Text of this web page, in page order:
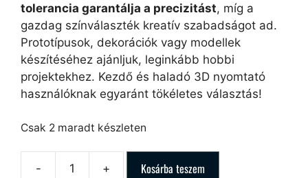
tolerancia garantálja a precizitást, míg a
gazdag színválaszték kreatív szabadságot ad.
Prototípusok, dekorációk vagy modellek
készítéséhez ajánljuk, leginkább hobbi
projektekhez. Kezdő és haladó 3D nyomtató
használóknak egyaránt tökéletes választás!
Csak 2 maradt készleten
Kosárba teszem